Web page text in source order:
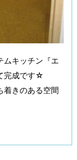
ムキッチン『エ
完成です☆
着きのある空間